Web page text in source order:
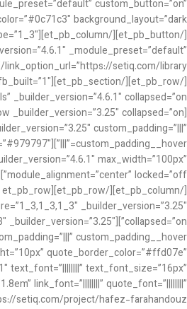
custom_button=”on”
type=”1_3″
_module_preset=”default”
fb_built=”1″
custom_padding=”|||”
color=”#979797″
max_width=”100px”
[/et_pb_column][/et_pb_row][et_pb_row
_builder_version=”3.25″
_builder_version=”3.25″
quote_border_color=”#ffd07e”
text_font=”||||||||” text_font_size=”16px”
link_font=”||||||||” quote_font=”||||||||”
setiq.com/project/hafez-farahandouz/”]